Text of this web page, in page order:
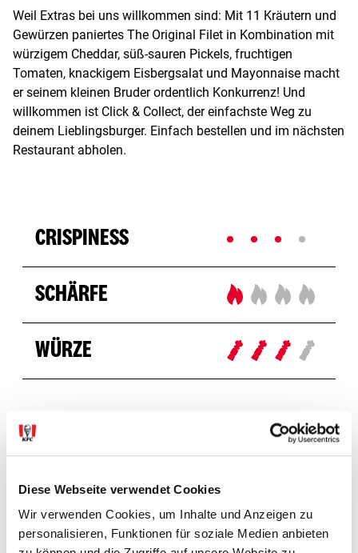
Diese Webseite verwendet Cookies
Wir verwenden Cookies, um Inhalte und Anzeigen zu
personalisieren, Funktionen für soziale Medien anbieten
Weil Extras bei uns willkommen sind: Mit 11 Kräutern und
Gewürzen paniertes The Original Filet in Kombination mit
würzigem Cheddar, süß-sauren Pickels, fruchtigen
Tomaten, knackigem Eisbergsalat und Mayonnaise macht
er seinem kleinen Bruder ordentlich Konkurrenz! Und
willkommen ist Click & Collect, der einfachste Weg zu
deinem Lieblingsburger. Einfach bestellen und im nächsten
Restaurant abholen.
CRISPINESS
SCHÄRFE
WÜRZE
ALLERGENE